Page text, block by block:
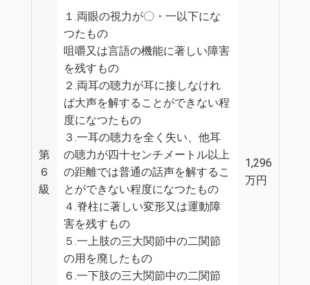
第
６
級
１.両眼の視力が〇・一以下にな
つたもの
咀嚼又は言語の機能に著しい障害
を残すもの
２.両耳の聴力が耳に接しなけれ
ば大声を解することができない程
度になつたもの
３.一耳の聴力を全く失い、他耳
の聴力が四十センチメートル以上
の距離では普通の話声を解するこ
とができない程度になつたもの
４.脊柱に著しい変形又は運動障
害を残すもの
５.一上肢の三大関節中の二関節
の用を廃したもの
６.一下肢の三大関節中の二関節
1,296
万円